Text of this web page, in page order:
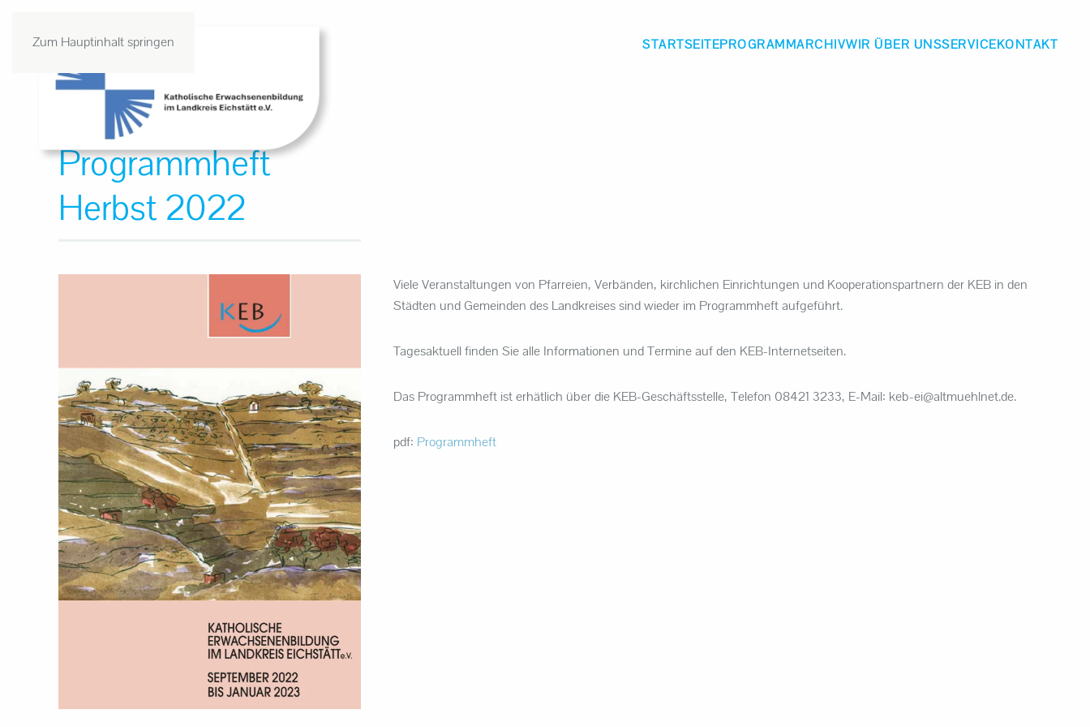
Zum Hauptinhalt springen STARTSEITEPROGRAMMARCHIVWIR ÜBER UNSSERVICEKONTAKT
Programmheft
Herbst 2022
Viele Veranstaltungen von Pfarreien, Verbänden, kirchlichen Einrichtungen und Kooperationspartnern der KEB in den
Städten und Gemeinden des Landkreises sind wieder im Programmheft aufgeführt.
Tagesaktuell finden Sie alle Informationen und Termine auf den KEB-Internetseiten.
Das Programmheft ist erhätlich über die KEB-Geschäftsstelle, Telefon 08421 3233, E-Mail: keb-ei@altmuehlnet.de.
pdf: Programmheft